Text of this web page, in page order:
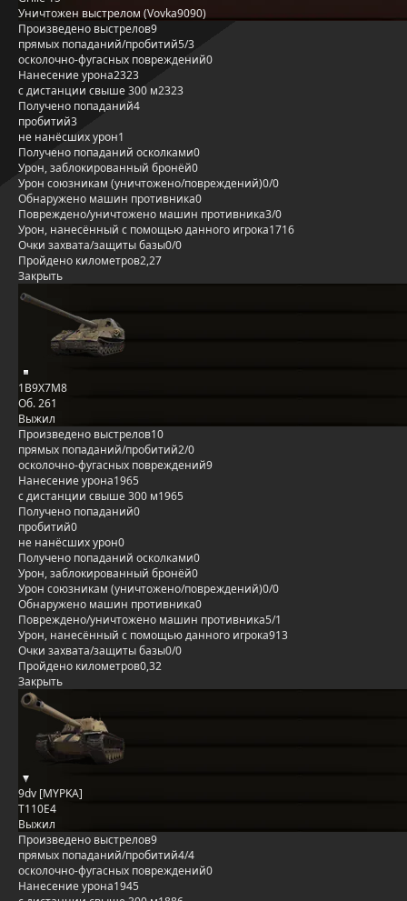
Уничтожен выстрелом (Vovka9090)
Произведено выстрелов9
прямых попаданий/пробитий5/3
осколочно-фугасных повреждений0
Нанесение урона2323
с дистанции свыше 300 м2323
Получено попаданий4
пробитий3
не нанёсших урон1
Получено попаданий осколками0
Урон, заблокированный бронёй0
Урон союзникам (уничтожено/повреждений)0/0
Обнаружено машин противника0
Повреждено/уничтожено машин противника3/0
Урон, нанесённый с помощью данного игрока1716
Очки захвата/защиты базы0/0
Пройдено километров2,27
Закрыть
1B9X7M8
Об. 261
Выжил
Произведено выстрелов10
прямых попаданий/пробитий2/0
осколочно-фугасных повреждений9
Нанесение урона1965
с дистанции свыше 300 м1965
Получено попаданий0
пробитий0
не нанёсших урон0
Получено попаданий осколками0
Урон, заблокированный бронёй0
Урон союзникам (уничтожено/повреждений)0/0
Обнаружено машин противника0
Повреждено/уничтожено машин противника5/1
Урон, нанесённый с помощью данного игрока913
Очки захвата/защиты базы0/0
Пройдено километров0,32
Закрыть
9dv [MYPKA]
T110E4
Выжил
Произведено выстрелов9
прямых попаданий/пробитий4/4
осколочно-фугасных повреждений0
Нанесение урона1945